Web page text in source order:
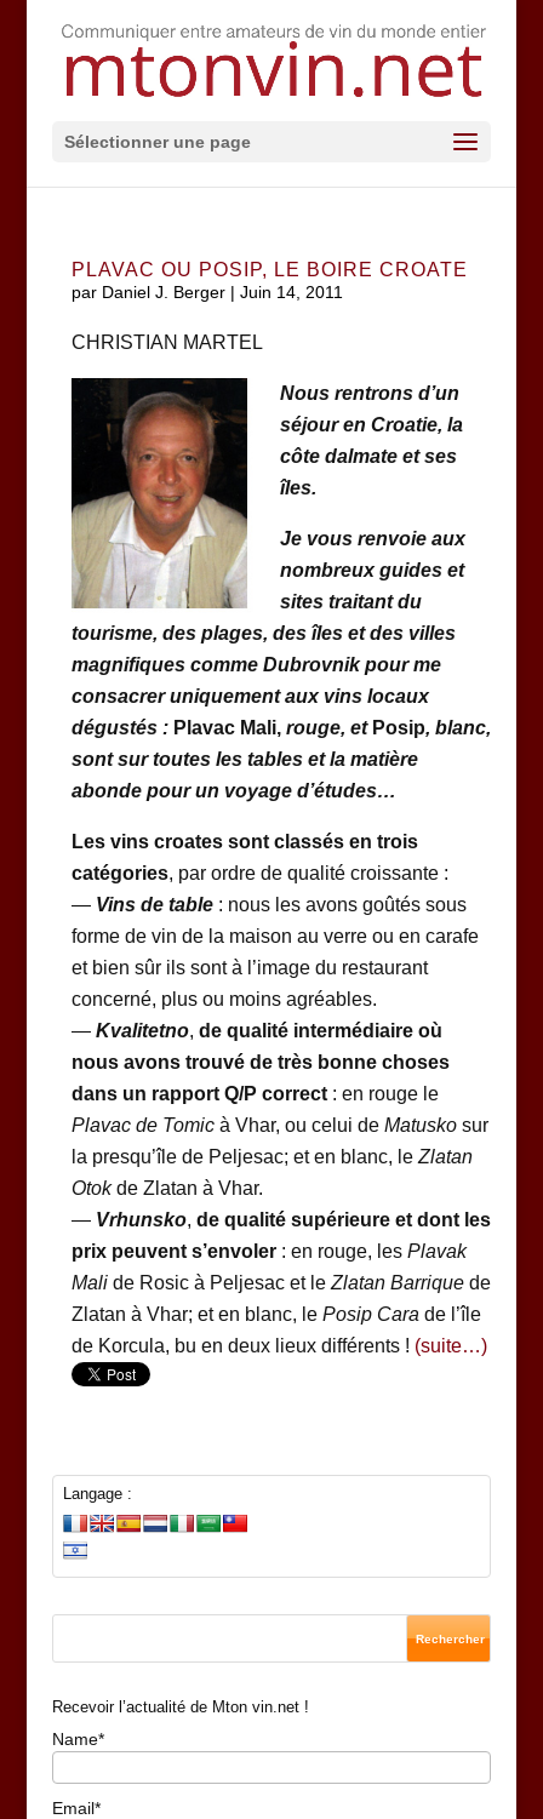
Sélectionner une page
PLAVAC OU POSIP, LE BOIRE CROATE
par Daniel J. Berger| Juin 14, 2011
CHRISTIAN MARTEL
Nous rentrons d’un
séjour en Croatie, la
côte dalmate et ses
îles.
Je vous renvoie aux
nombreux guides et
sites traitant du
tourisme, des plages, des îles et des villes
magnifiques comme Dubrovnik pour me
consacrer uniquement aux vins locaux
dégustés : Plavac Mali,rouge, et Posip, blanc,
sont sur toutes les tables et la matière
abonde pour un voyage d’études…
Les vins croates sont classés en trois
catégories, par ordre de qualité croissante :
— Vins de table: nous les avons goûtés sous
forme de vin de la maison au verre ou en carafe
et bien sûr ils sont à l’image du restaurant
concerné, plus ou moins agréables.
— Kvalitetno, de qualité intermédiaire où
nous avons trouvé de très bonne choses
dans un rapport Q/P correct: en rouge le
Plavac de Tomicà Vhar, ou celui de Matuskosur
la presqu’île de Peljesac; et en blanc, le Zlatan
Otokde Zlatan à Vhar.
— Vrhunsko, de qualité supérieure et dont les
prix peuvent s’envoler: en rouge, les Plavak
Mali de Rosic à Peljesac et le Zlatan Barrique de
Zlatan à Vhar; et en blanc, le Posip Cara de l’île
de Korcula, bu en deux lieux différents ! (suite…)
Langage :
Recevoir l’actualité de Mton vin.net !
Name*
Email*